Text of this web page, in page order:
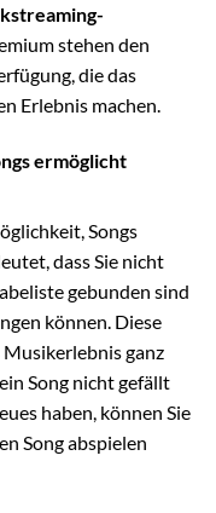
stehen den
die das
Erlebnis machen.
ermöglicht
Songs
dass Sie nicht
gebunden sind
können. Diese
ganz
Song nicht gefällt
haben, können Sie
Song abspielen